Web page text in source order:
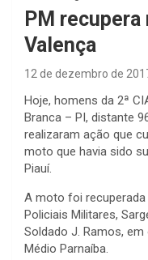
PM
Valença
12 de dezembro de
Hoje, homens da 2ª
Branca – PI, distante
realizaram ação que
moto que havia sido
Piauí.
A moto foi recuperada
Policiais Militares,
Soldado J. Ramos,
Médio Parnaíba.